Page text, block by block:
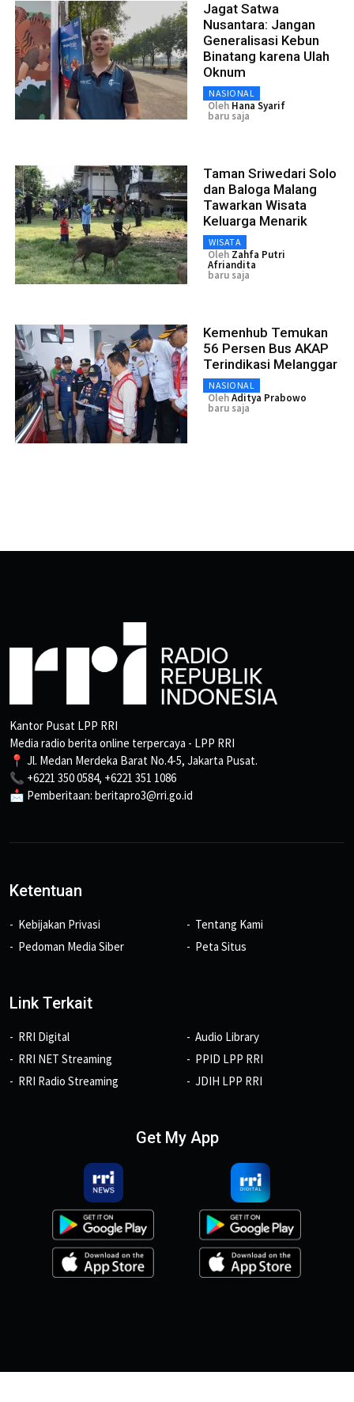
Jagat Satwa
Nusantara: Jangan
Generalisasi Kebun
Binatang karena Ulah
Oknum
NASIONAL
Oleh Hana Syarif
baru saja
Taman Sriwedari Solo
dan Baloga Malang
Tawarkan Wisata
Keluarga Menarik
WISATA
Oleh Zahfa Putri
Afriandita
baru saja
Kemenhub Temukan
56 Persen Bus AKAP
Terindikasi Melanggar
NASIONAL
OlehAditya Prabowo
baru saja
Kantor Pusat LPP RRI
Media radio berita online terpercaya - LPP RRI
📍 Jl. Medan Merdeka Barat No.4-5, Jakarta Pusat.
📞 +6221 350 0584, +6221 351 1086
📩 Pemberitaan: beritapro3@rri.go.id
Ketentuan
Kebijakan Privasi
Pedoman Media Siber
Tentang Kami
Peta Situs
Link Terkait
RRI Digital
RRI NET Streaming
RRI Radio Streaming
Audio Library
PPID LPP RRI
JDIH LPP RRI
Get My App